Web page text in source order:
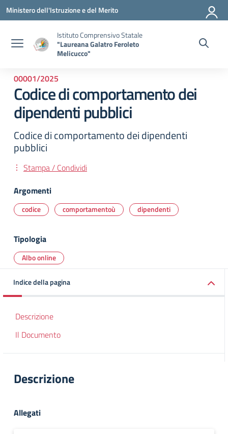
Vai ai contenuti
Vai al menu di navigazione
Vai al footer
Ministero dell'Istruzione e del Merito
Istituto Comprensivo Statale
"Laureana Galatro Feroleto
Melicucco"
00001/2025
Codice di comportamento dei
dipendenti pubblici
Codice di comportamento dei dipendenti
pubblici
Stampa / Condividi
Argomenti
codice comportamentoù dipendenti
Tipologia
Albo online
Indice della pagina
Descrizione
Il Documento
Descrizione
Allegati